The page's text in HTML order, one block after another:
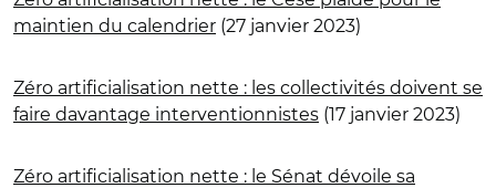
maintien du calendrier (27 janvier 2023)
Zéro artificialisation nette : les collectivités doivent se
faire davantage interventionnistes (17 janvier 2023)
Zéro artificialisation nette : le Sénat dévoile sa